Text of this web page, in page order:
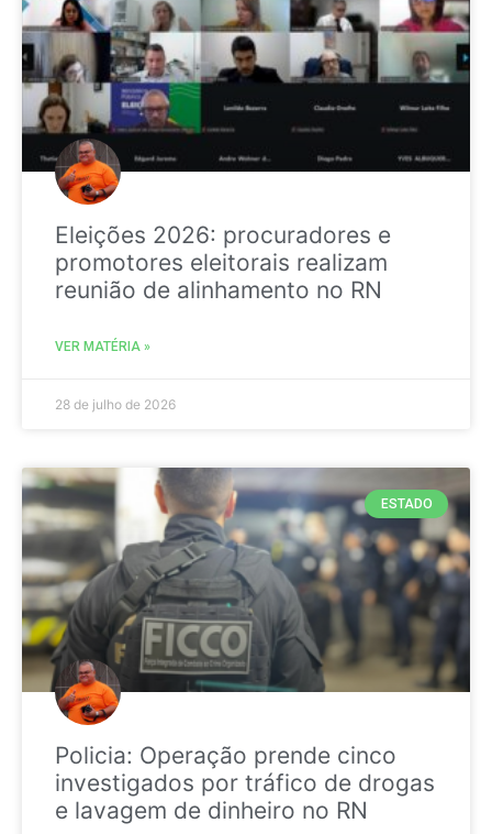
Eleições 2026: procuradores e
promotores eleitorais realizam
reunião de alinhamento no RN
VER MATÉRIA »
28 de julho de 2026
ESTADO
Policia: Operação prende cinco
investigados por tráfico de drogas
e lavagem de dinheiro no RN